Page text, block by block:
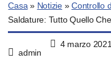
Casa» Notizie»Controllo
Saldature: Tutto Quello
admin
4 marzo